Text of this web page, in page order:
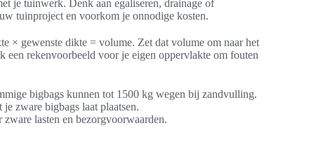
je tuinwerk. Denk aan egaliseren, drainage of
tuinproject en voorkom je onnodige kosten.
× gewenste dikte = volume. Zet dat volume om naar het
een rekenvoorbeeld voor je eigen oppervlakte om fouten
bigbags kunnen tot 1500 kg wegen bij zandvulling.
zware bigbags laat plaatsen.
lasten en bezorgvoorwaarden.